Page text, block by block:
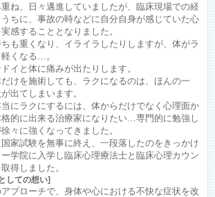
ね、日々邁進していましたが、臨床現場での経
ちに、事故の時などに自分自身が感じていた心
感することとなりました。
も重くなり、イライラしたりしますが、体がラ
くなる…。
イと体に痛みが出たりします。
けを施術しても、ラクになるのは、ほんの一
出てしまいます。
にラクにするには、体からだけでなく心理面か
的に出来る治療家になりたい…専門的に勉強し
々に強くなってきました。
家試験を無事に終え、一段落したのをきっかけ
学院に入学し臨床心理療法士と臨床心理カウン
得しました。
しての想い]
プローチで、身体や心における不快な症状を改